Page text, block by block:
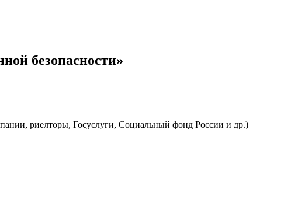
безопасности»
риелторы, Госуслуги, Социальный фонд России и др.)